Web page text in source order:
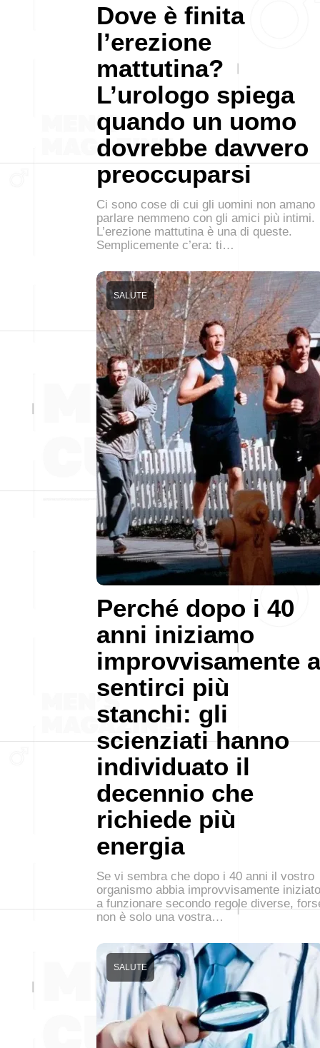
Dove è finita
l’erezione
mattutina?
L’urologo spiega
quando un uomo
dovrebbe davvero
preoccuparsi
Ci sono cose di cui gli uomini non amano
parlare nemmeno con gli amici più intimi.
L’erezione mattutina è una di queste.
Semplicemente c’era: ti…
Perché dopo i 40
anni iniziamo
improvvisamente a
sentirci più
stanchi: gli
scienziati hanno
individuato il
decennio che
richiede più
energia
SALUTE
Se vi sembra che dopo i 40 anni il vostro
organismo abbia improvvisamente iniziato
a funzionare secondo regole diverse,
non è solo una vostra…
SALUTE